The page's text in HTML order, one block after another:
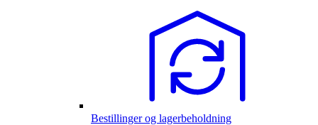
Bestillinger og lagerbeholdning